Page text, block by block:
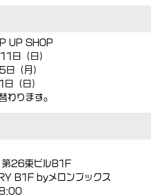
UP SHOP
日（日）
（月）
（日）
わります。
26東ビルB1F
B1F byメロンブックス